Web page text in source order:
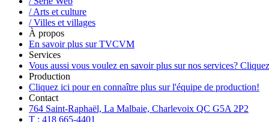
/ Arts et culture
/ Villes et villages
À propos
En savoir plus sur TVCVM
Services
Vous aussi vous voulez en savoir plus sur nos services?
Production
Cliquez ici pour en connaître plus sur l'équipe de production!
Contact
764 Saint-Raphaël, La Malbaie, Charlevoix QC G5A 2P2
T : 418 665-4401